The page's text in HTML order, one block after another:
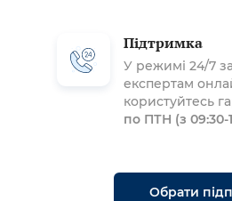
Підтримка
У режимі 24/7
експертам
користуйтесь
по ПТН (з 09:30-
Обрати